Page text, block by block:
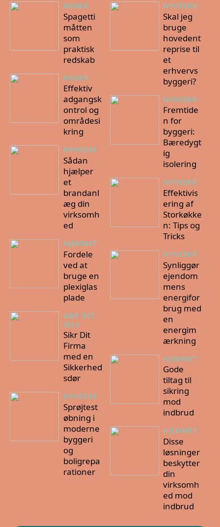
MURER
Spagetti
måtten
som
praktisk
redskab
MURER
Effektiv
adgangsk
ontrol og
områdesi
kring
NYHEDER
Sådan
hjælper
et
brandanl
æg din
virksomh
ed
HJEMMET
Fordele
ved at
bruge en
plexiglas
plade
GØR DET
SELV
Sikr Dit
Firma
med en
Sikkerhed
sdør
NYHEDER
Sprøjtest
øbning i
moderne
byggeri
og
boligrepa
rationer
NYHEDER
Skal jeg
bruge
hovedent
reprise til
et
erhvervs
byggeri?
NYHEDER
Fremtide
n for
byggeri:
Bæredygt
ig
isolering
NYHEDER
Effektivis
ering af
Storkøkke
n: Tips og
Tricks
NYHEDER
Synliggør
ejendom
mens
energifor
brug med
en
energim
ærkning
HJEMMET
Gode
tiltag til
sikring
mod
indbrud
HJEMMET
Disse
løsninger
beskytter
din
virksomh
ed mod
indbrud